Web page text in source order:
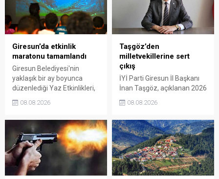
Giresun’da etkinlik
maratonu tamamlandı
Giresun Belediyesi'nin
yaklaşık bir ay boyunca
düzenlediği Yaz Etkinlikleri,
binlerce vatandaşı kültür,
sanat ve eğlenceyle
organizasyonun ardından
Kadın El Emeği Pazarı'nın
süresi de 16 Ağustos'a
kadar uzatıldı.
08.08.2026
Taşgöz’den
milletvekillerine sert
çıkış
İYİ Parti Giresun İl Başkanı
İnan Taşgöz, açıklanan 2026
yılı fındık alım fiyatı
üzerinden iktidar
eleştirdi. Taşgöz, üreticinin
emeğinin karşılığını
alamadığını savunarak,
Giresun milletvekillerini
sessiz kalmakla suçladı.
08.08.2026